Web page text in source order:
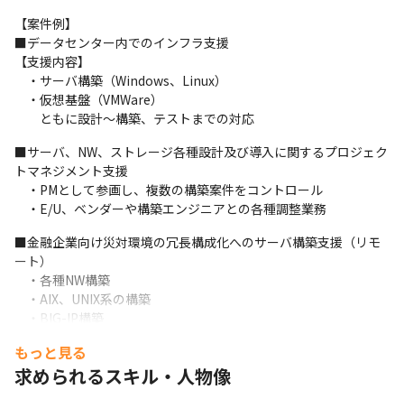
【案件例】
■データセンター内でのインフラ支援
【支援内容】
・サーバ構築（Windows、Linux）
・仮想基盤（VMWare）
ともに設計～構築、テストまでの対応
■サーバ、NW、ストレージ各種設計及び導入に関するプロジェク
トマネジメント支援
・PMとして参画し、複数の構築案件をコントロール
・E/U、ベンダーや構築エンジニアとの各種調整業務
■金融企業向け災対環境の冗長構成化へのサーバ構築支援（リモ
ート）
・各種NW構築
・AIX、UNIX系の構築
・BIG-IP構築
＿＿＿＿＿＿＿＿＿＿＿＿＿＿＿＿
【当社の魅力】
■エンジニアファーストの企業理念
もっと見る
求められるスキル・人物像